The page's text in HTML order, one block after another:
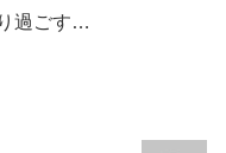
過ごす…